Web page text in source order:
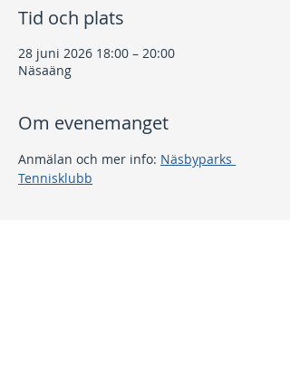
Tid och plats
28 juni 2026 18:00 – 20:00
Näsaäng
Om evenemanget
Anmälan och mer info: Näsbyparks
Tennisklubb